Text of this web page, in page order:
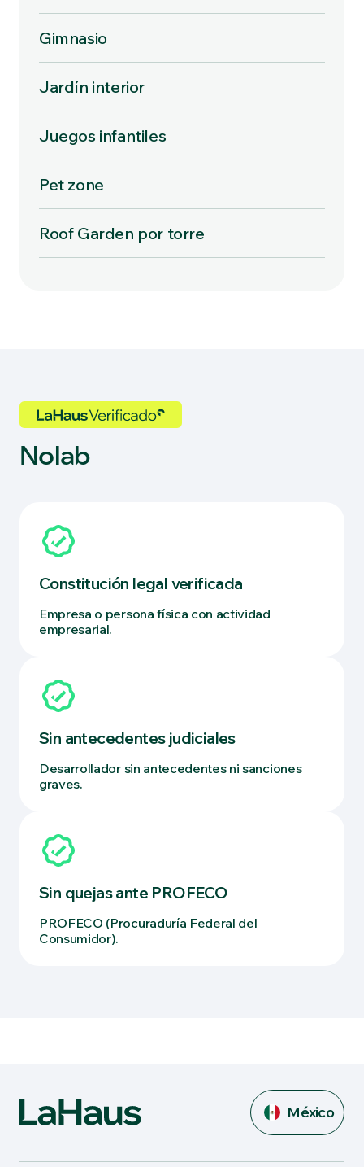
Gimnasio
Jardín interior
Juegos infantiles
Pet zone
Roof Garden por torre
Nolab
Constitución legal verificada
Empresa o persona física con actividad
empresarial.
Sin antecedentes judiciales
Desarrollador sin antecedentes ni sanciones
graves.
Sin quejas ante PROFECO
PROFECO (Procuraduría Federal del
Consumidor).
México